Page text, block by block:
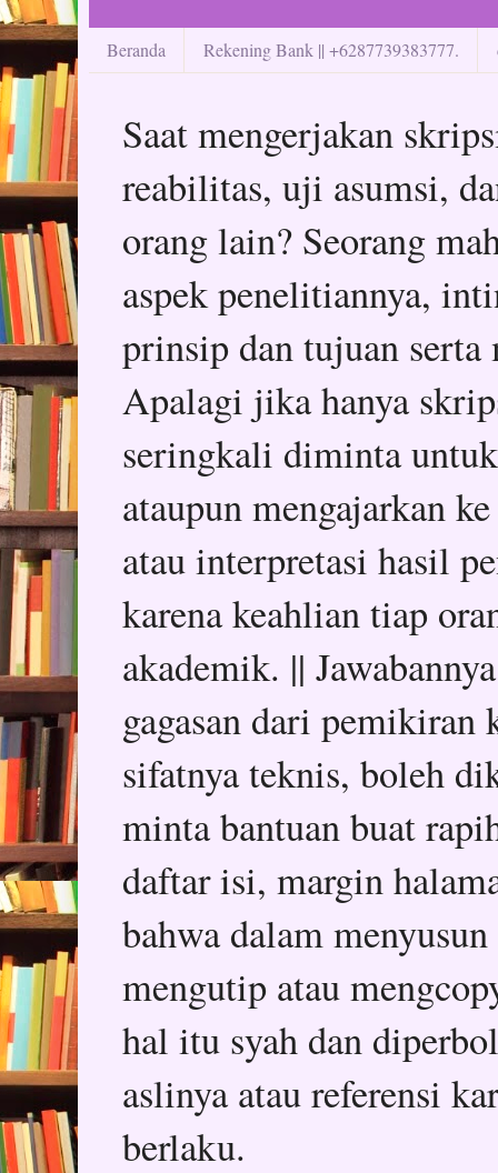
Beranda Rekening Bank || +6287739383777.
Saat mengerjakan
reabilitas, uji asumsi,
orang lain? Seorang
aspek penelitiannya,
prinsip dan tujuan
Apalagi jika hanya
seringkali diminta
ataupun mengajarkan
atau interpretasi hasil
karena keahlian tiap
akademik. ||
gagasan dari
sifatnya teknis, boleh
minta bantuan buat
daftar isi, margin
bahwa dalam
mengutip atau
hal itu syah dan
aslinya atau referensi
berlaku.